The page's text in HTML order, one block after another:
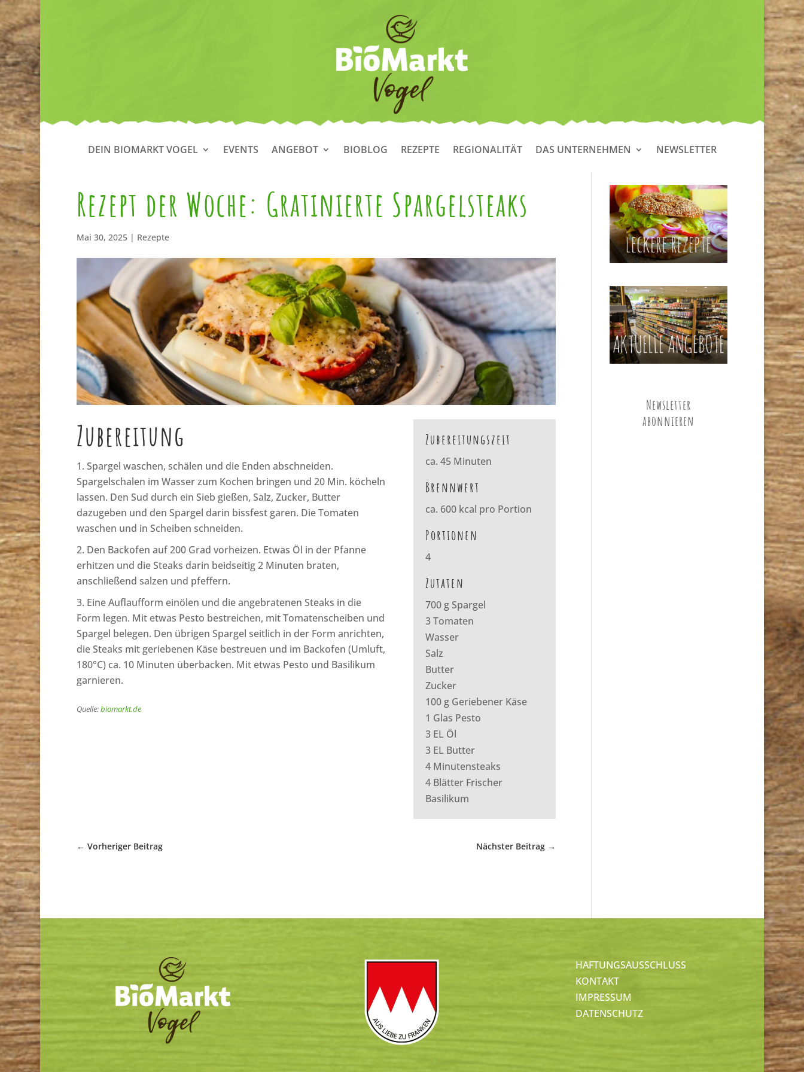
DEIN BIOMARKT VOGEL EVENTS ANGEBOT BIOBLOG REZEPTE REGIONALITÄT DAS UNTERNEHMEN NEWSLETTER
Rezept der Woche: Gratinierte Spargelsteaks
Mai 30, 2025| Rezepte
Zubereitung
Spargel waschen, schälen und die Enden abschneiden.
Spargelschalen im Wasser zum Kochen bringen und 20 Min. köcheln
lassen. Den Sud durch ein Sieb gießen, Salz, Zucker, Butter
dazugeben und den Spargel darin bissfest garen. Die Tomaten
waschen und in Scheiben schneiden.
Den Backofen auf 200 Grad vorheizen. Etwas Öl in der Pfanne
erhitzen und die Steaks darin beidseitig 2 Minuten braten,
anschließend salzen und pfeffern.
Eine Auflaufform einölen und die angebratenen Steaks in die
Form legen. Mit etwas Pesto bestreichen, mit Tomatenscheiben und
Spargel belegen. Den übrigen Spargel seitlich in der Form anrichten,
die Steaks mit geriebenen Käse bestreuen und im Backofen (Umluft,
180°C) ca. 10 Minuten überbacken. Mit etwas Pesto und Basilikum
garnieren.
Quelle:biomarkt.de
Zubereitungszeit
ca. 45 Minuten
Brennwert
ca. 600 kcal pro Portion
Portionen
4
Zutaten
700 g Spargel
3 Tomaten
Wasser
Salz
Butter
Zucker
100 g Geriebener Käse
1 Glas Pesto
3 EL Öl
3 EL Butter
4 Minutensteaks
4 Blätter Frischer
Basilikum
← Vorheriger Beitrag Nächster Beitrag →
Newsletter
abonnieren
HAFTUNGSAUSSCHLUSS
KONTAKT
IMPRESSUM
DATENSCHUTZ